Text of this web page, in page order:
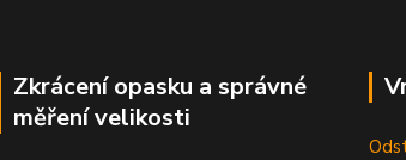
Zkrácení opasku a správné
měření velikosti